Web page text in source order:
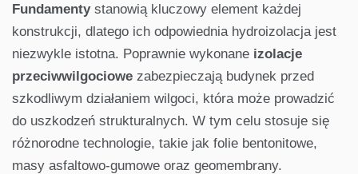
Fundamentystanowią kluczowy element każdej
konstrukcji, dlatego ich odpowiednia hydroizolacja jest
niezwykle istotna. Poprawnie wykonane izolacje
przeciwwilgociowe zabezpieczają budynek przed
szkodliwym działaniem wilgoci, która może prowadzić
do uszkodzeń strukturalnych. W tym celu stosuje się
różnorodne technologie, takie jak folie bentonitowe,
masy asfaltowo-gumowe oraz geomembrany.